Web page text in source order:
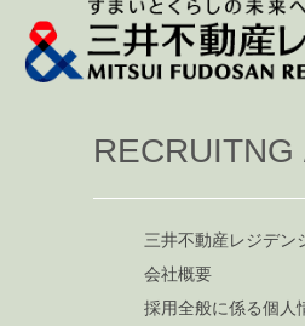
RECRUITNG
三井不動産レジデン
会社概要
採用全般に係る個人